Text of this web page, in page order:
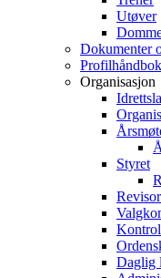
Utøver
Dokumenter
Organisasjon
Styret
Revisor
Daglig